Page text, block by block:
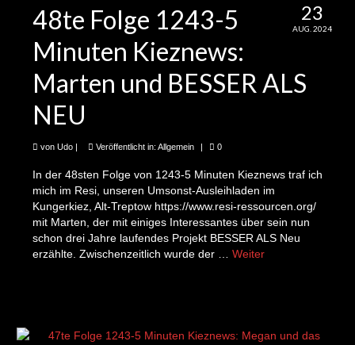
UdosKiezQuiz wieder am 9ten Juni ab 20:00
Uhr in der Bar DaF
UdosKiezQuiz: Neu in der Bar Daf
Marabu Kiez Quiz
UdosKiezQuiz Donnerstag, den 13.10.22 Bar
UdosKiezquiz 42
UdosKiezQuiz 49, live in der Bar DaF
UdosKiezQuiz 52
Fahrradschmuck
23
AUG. 2024
48te Folge 1243-5
Minuten Kieznews:
Marten und BESSER ALS
NEU
von Udo | Veröffentlicht in: Allgemein | 0
In der 48sten Folge von 1243-5 Minuten Kieznews traf ich
mich im Resi, unseren Umsonst-Ausleihladen im
Kungerkiez, Alt-Treptow https://www.resi-ressourcen.org/
mit Marten, der mit einiges Interessantes über sein nun
schon drei Jahre laufendes Projekt BESSER ALS Neu
erzählte. Zwischenzeitlich wurde der … Weiter